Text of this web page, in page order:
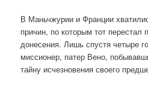
В Маньчжурии и Франции
причин, по которым тот перестал
донесения. Лишь спустя четыре
миссионер, патер Вено,
тайну исчезновения своего